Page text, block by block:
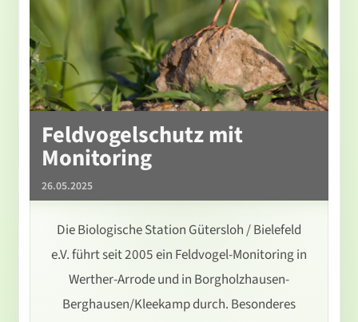
Feldvogelschutz mit
Monitoring
26.05.2025
Die Biologische Station Gütersloh / Bielefeld
e.V. führt seit 2005 ein Feldvogel-Monitoring in
Werther-Arrode und in Borgholzhausen-
Berghausen/Kleekamp durch. Besonderes